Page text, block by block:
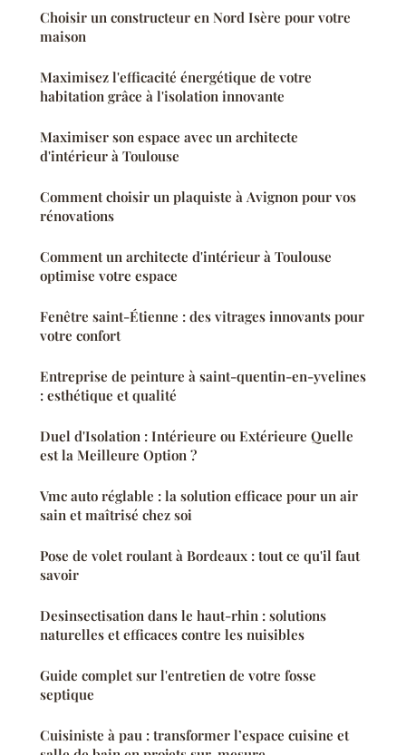
Choisir un constructeur en Nord Isère pour votre
maison
Maximisez l'efficacité énergétique de votre
habitation grâce à l'isolation innovante
Maximiser son espace avec un architecte
d'intérieur à Toulouse
Comment choisir un plaquiste à Avignon pour vos
rénovations
Comment un architecte d'intérieur à Toulouse
optimise votre espace
Fenêtre saint-Étienne : des vitrages innovants pour
votre confort
Entreprise de peinture à saint-quentin-en-yvelines
: esthétique et qualité
Duel d'Isolation : Intérieure ou Extérieure Quelle
est la Meilleure Option ?
Vmc auto réglable : la solution efficace pour un air
sain et maîtrisé chez soi
Pose de volet roulant à Bordeaux : tout ce qu'il faut
savoir
Desinsectisation dans le haut-rhin : solutions
naturelles et efficaces contre les nuisibles
Guide complet sur l'entretien de votre fosse
septique
Cuisiniste à pau : transformer l’espace cuisine et